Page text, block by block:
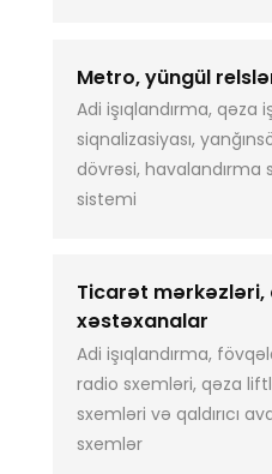
Metro, yüngül
Adi işıqlandırma, qəza
siqnalizasiyası,
dövrəsi,
sistemi
Ticarət mərkəzləri,
xəstəxanalar
Adi işıqlandırma,
radio sxemləri, qəza
sxemləri və qaldırıcı
sxemlər